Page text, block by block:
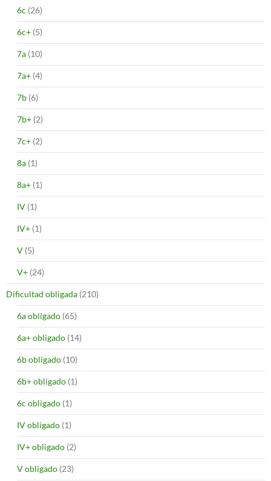
6c (26)
6c+ (5)
7a (10)
7a+ (4)
7b (6)
7b+ (2)
7c+ (2)
8a (1)
8a+ (1)
IV (1)
IV+ (1)
V (5)
V+ (24)
Dificultad obligada (210)
6a obligado (65)
6a+ obligado (14)
6b obligado (10)
6b+ obligado (1)
6c obligado (1)
IV obligado (1)
IV+ obligado (2)
V obligado (23)